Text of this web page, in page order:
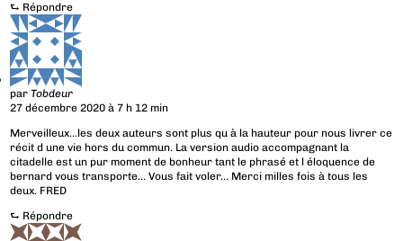
⮑ Répondre
parTobdeur
27 décembre 2020 à 7 h 12 min
Merveilleux…les deux auteurs sont plus qu à la hauteur pour nous livrer ce
récit d une vie hors du commun. La version audio accompagnant la
citadelle est un pur moment de bonheur tant le phrasé et l éloquence de
bernard vous transporte… Vous fait voler… Merci milles fois à tous les
deux. FRED
⮑ Répondre